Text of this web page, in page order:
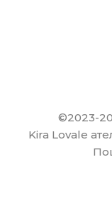
©2023-
Kira Lovale